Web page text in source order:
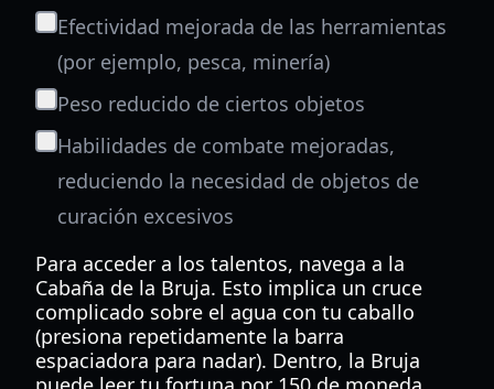
Efectividad mejorada de las herramientas
(por ejemplo, pesca, minería)
Peso reducido de ciertos objetos
Habilidades de combate mejoradas,
reduciendo la necesidad de objetos de
curación excesivos
Para acceder a los talentos, navega a la
Cabaña de la Bruja. Esto implica un cruce
complicado sobre el agua con tu caballo
(presiona repetidamente la barra
espaciadora para nadar). Dentro, la Bruja